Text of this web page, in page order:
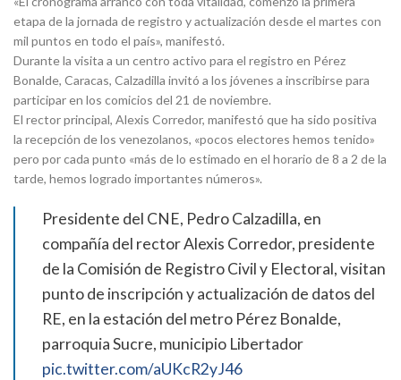
etapa de la jornada de registro y actualización desde el martes con
mil puntos en todo el país», manifestó.
Durante la visita a un centro activo para el registro en Pérez
Bonalde, Caracas, Calzadilla invitó a los jóvenes a inscribirse para
participar en los comicios del 21 de noviembre.
El rector principal, Alexis Corredor, manifestó que ha sido positiva
la recepción de los venezolanos, «pocos electores hemos tenido»
pero por cada punto «más de lo estimado en el horario de 8 a 2 de la
tarde, hemos logrado importantes números».
Presidente del CNE, Pedro Calzadilla, en
compañía del rector Alexis Corredor, presidente
de la Comisión de Registro Civil y Electoral, visitan
punto de inscripción y actualización de datos del
RE, en la estación del metro Pérez Bonalde,
parroquia Sucre, municipio Libertador
pic.twitter.com/aUKcR2yJ46